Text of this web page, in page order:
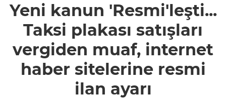
satışları
vergiden
muaf,
internet
sitelerine
resmi ilan
ayarı
Yeni kanun 'Resmi'leşti...
Taksi plakası satışları
vergiden muaf, internet
haber sitelerine resmi
ilan ayarı